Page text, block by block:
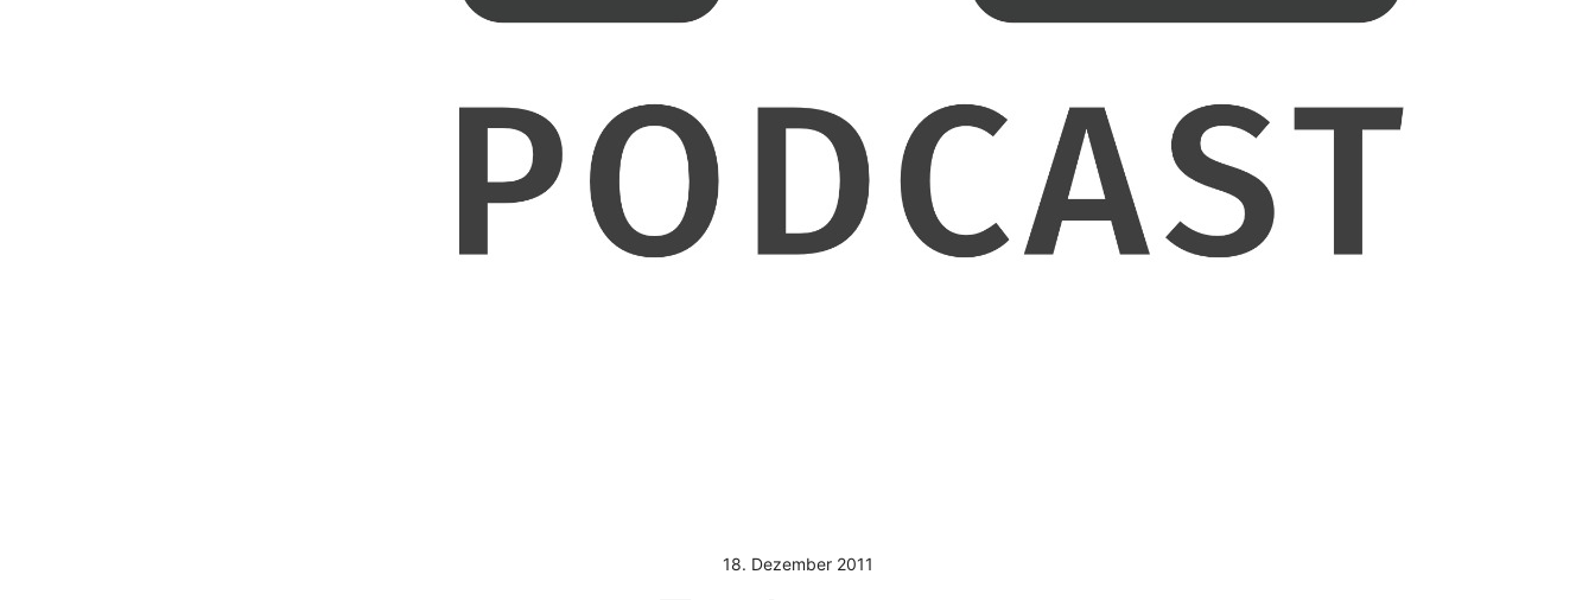
18. Dezember 2011